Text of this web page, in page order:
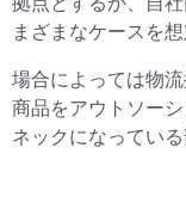
まざまなケースを
場合によっては物
商品をアウトソー
ネックになってい